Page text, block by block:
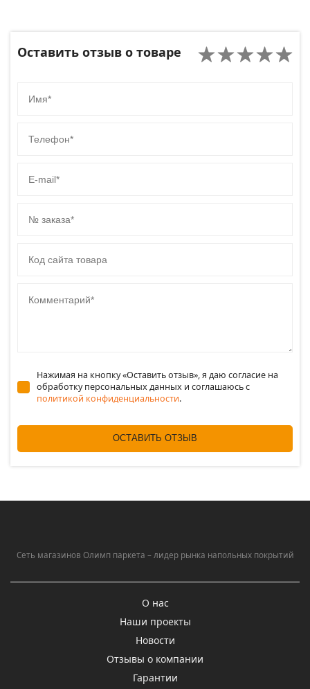
Оставить отзыв о товаре
Нажимая на кнопку «Оставить отзыв», я даю согласие на
обработку персональных данных и соглашаюсь c
политикой конфиденциальности.
ОСТАВИТЬ ОТЗЫВ
Сеть магазинов Олимп паркета – лидер рынка напольных покрытий
О нас
Наши проекты
Новости
Отзывы о компании
Гарантии